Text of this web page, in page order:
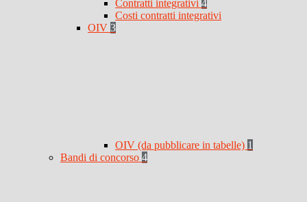
Contratti integrativi 4
Costi contratti integrativi
OIV 3
OIV (da pubblicare in tabelle) 1
Bandi di concorso 4